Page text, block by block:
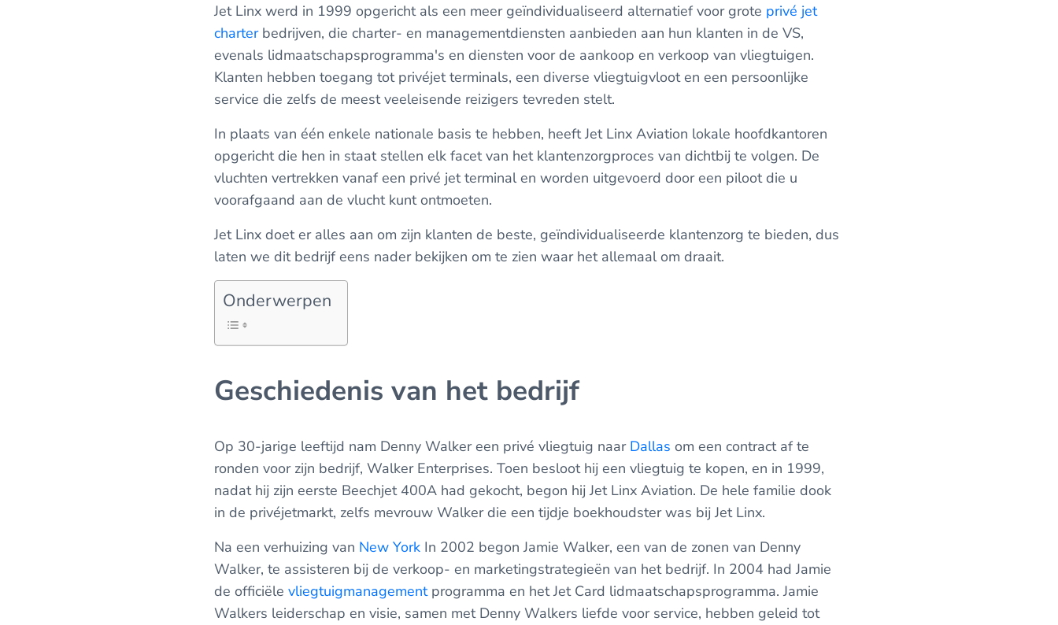
Jet Linx werd in 1999 opgericht als een meer geïndividualiseerd alternatief voor grote privé jet
charterbedrijven, die charter- en managementdiensten aanbieden aan hun klanten in de VS,
evenals lidmaatschapsprogramma's en diensten voor de aankoop en verkoop van vliegtuigen.
Klanten hebben toegang tot privéjet terminals, een diverse vliegtuigvloot en een persoonlijke
service die zelfs de meest veeleisende reizigers tevreden stelt.
In plaats van één enkele nationale basis te hebben, heeft Jet Linx Aviation lokale hoofdkantoren
opgericht die hen in staat stellen elk facet van het klantenzorgproces van dichtbij te volgen. De
vluchten vertrekken vanaf een privé jet terminal en worden uitgevoerd door een piloot die u
voorafgaand aan de vlucht kunt ontmoeten.
Jet Linx doet er alles aan om zijn klanten de beste, geïndividualiseerde klantenzorg te bieden, dus
laten we dit bedrijf eens nader bekijken om te zien waar het allemaal om draait.
Onderwerpen
Geschiedenis van het bedrijf
Op 30-jarige leeftijd nam Denny Walker een privé vliegtuig naar Dallas om een contract af te
ronden voor zijn bedrijf, Walker Enterprises. Toen besloot hij een vliegtuig te kopen, en in 1999,
nadat hij zijn eerste Beechjet 400A had gekocht, begon hij Jet Linx Aviation. De hele familie dook
in de privéjetmarkt, zelfs mevrouw Walker die een tijdje boekhoudster was bij Jet Linx.
Na een verhuizing van New York In 2002 begon Jamie Walker, een van de zonen van Denny
Walker, te assisteren bij de verkoop- en marketingstrategieën van het bedrijf. In 2004 had Jamie
de officiële vliegtuigmanagementprogramma en het Jet Card lidmaatschapsprogramma. Jamie
Walkers leiderschap en visie, samen met Denny Walkers liefde voor service, hebben geleid tot